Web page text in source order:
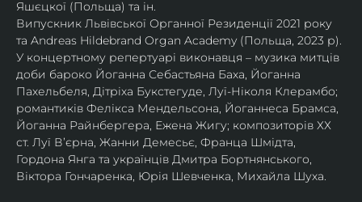
Яшєцкої (Польща) та ін.
Випускник Львівської Органної Резиденції 2021 року
та Andreas Hildebrand Organ Academy (Польща, 2023 р).
У концертному репертуарі виконавця – музика митців
доби бароко Йоганна Себастьяна Баха, Йоганна
Пахельбеля, Дітріха Букстегуде, Луї-Ніколя Клерамбо;
романтиків Фелікса Мендельсона, Йоганнеса Брамса,
Йоганна Райнбергера, Ежена Жигу; композиторів ХХ
ст. Луї В’єрна, Жанни Демесьє, Франца Шмідта,
Гордона Янга та українців Дмитра Бортнянського,
Віктора Гончаренка, Юрія Шевченка, Михайла Шуха.